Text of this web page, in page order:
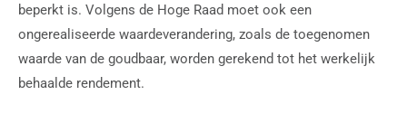
beperkt is. Volgens de Hoge Raad moet ook een
ongerealiseerde waardeverandering, zoals de toegenomen
waarde van de goudbaar, worden gerekend tot het werkelijk
behaalde rendement.